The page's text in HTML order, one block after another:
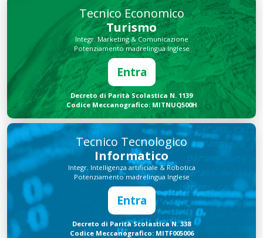
Tecnico Economico
Turismo
Integr. Marketing & Comunicazione
Potenziamento madrelingua Inglese
Entra
Decreto di Parità Scolastica N. 1139
Codice Meccanografico: MITNUQ500H
Tecnico Tecnologico
Informatico
Integr. Intelligenza artificiale & Robotica
Potenziamento madrelingua Inglese
Entra
Decreto di Parità Scolastica N. 338
Codice Meccanografico: MITF005006